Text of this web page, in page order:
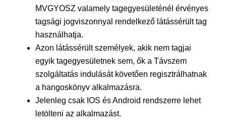
MVGYOSZ valamely tagegyesületénél érvényes
tagsági jogviszonnyal rendelkező látássérült tag
használhatja.
Azon látássérült személyek, akik nem tagjai
egyik tagegyesületnek sem, ők a Távszem
szolgáltatás indulását követően regisztrálhatnak
a hangoskönyv alkalmazásra.
Jelenleg csak IOS és Android rendszerre lehet
letölteni az alkalmazást.